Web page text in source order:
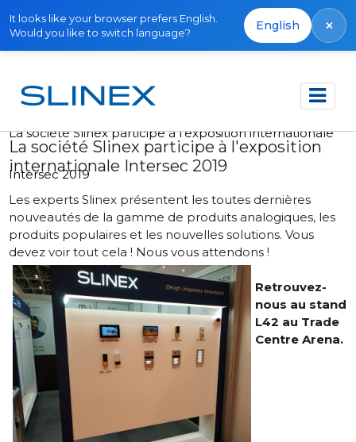
It looks like your browser prefers English.
Would you like to switch language?
English ×
Accueil Actualités
La société Slinex participe à l'exposition internationale
Intersec 2019
La société Slinex participe à l'exposition
internationale Intersec 2019
Les experts Slinex présentent les toutes dernières
nouveautés de la gamme de produits analogiques, les
produits populaires et les nouvelles solutions. Vous
devez voir tout cela ! Nous vous attendons !
Retrouvez-
nous au stand
L42 au Trade
Centre Arena.